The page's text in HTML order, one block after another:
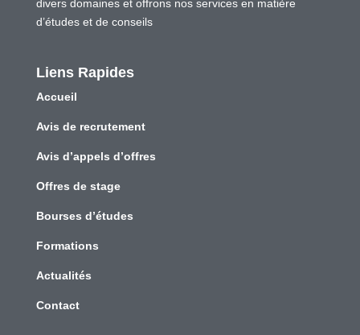
divers domaines et offrons nos services en matière
d’études et de conseils
Liens Rapides
Accueil
Avis de recrutement
Avis d’appels d’offres
Offres de stage
Bourses d’études
Formations
Actualités
Contact